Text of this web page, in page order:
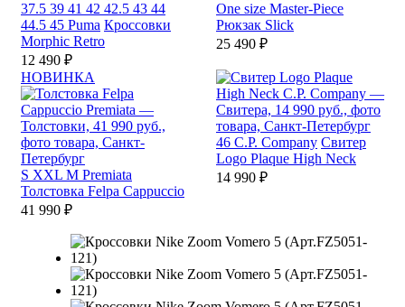
37.5 39 41 42 42.5 43 44
44.5 45 Puma Кроссовки
Morphic Retro
12 490 ₽
One size Master-Piece
Рюкзак Slick
25 490 ₽
НОВИНКА
S XXL M Premiata
Толстовка Felpa Cappuccio
41 990 ₽
46 C.P. Company Свитер
Logo Plaque High Neck
14 990 ₽